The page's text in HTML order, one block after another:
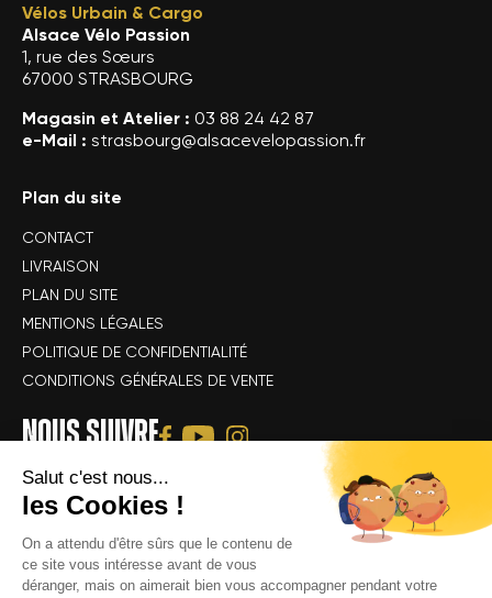
Vélos Urbain & Cargo
Alsace Vélo Passion
1, rue des Sœurs
67000 STRASBOURG
Magasin et Atelier : 03 88 24 42 87
e-Mail : strasbourg@alsacevelopassion.fr
Plan du site
CONTACT
LIVRAISON
PLAN DU SITE
MENTIONS LÉGALES
POLITIQUE DE CONFIDENTIALITÉ
CONDITIONS GÉNÉRALES DE VENTE
NOUS SUIVRE
Tous droits réservés Alsace Velo Passion © -Achat & location de vélos
Salut c'est nous...
les Cookies !
On a attendu d'être sûrs que le contenu de
ce site vous intéresse avant de vous
déranger, mais on aimerait bien vous accompagner pendant votre